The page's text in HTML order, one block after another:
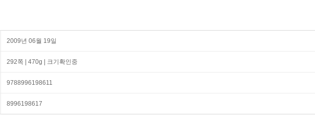
2009년 06월 19일
292쪽 | 470g | 크기확인중
9788996198611
8996198617